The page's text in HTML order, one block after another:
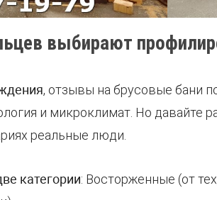
выбирают
, отзывы на брусовые бани
и микроклимат. Но
реальные люди.
категории: Восторженные (от